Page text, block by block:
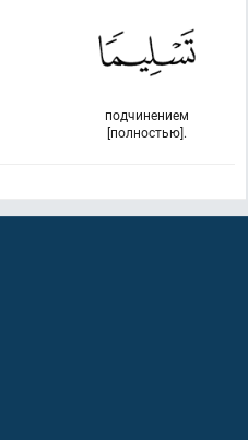
подчинением
[полностью].